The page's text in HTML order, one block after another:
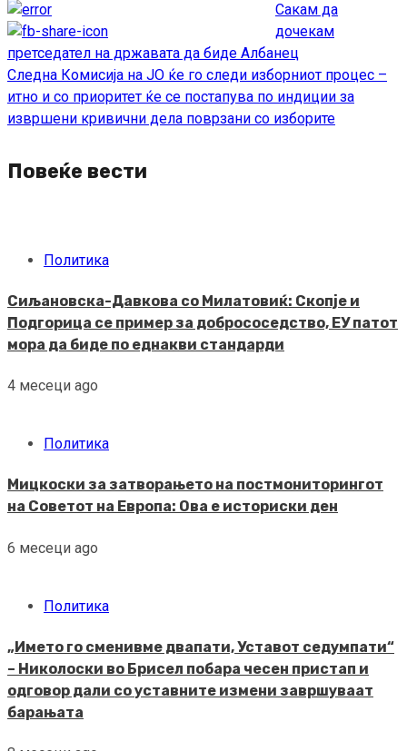
Reading
Сакам да
дочекам
претседател на државата да биде Албанец
Следна Комисија на ЈО ќе го следи изборниот процес –
итно и со приоритет ќе се постапува по индиции за
извршени кривични дела поврзани со изборите
Повеќе вести
Политика
Сиљановска-Давкова со Милатовиќ: Скопје и
Подгорица се пример за добрососедство, ЕУ патот
мора да биде по еднакви стандарди
4 месеци ago
Политика
Мицкоски за затворањето на постмониторингот
на Советот на Европа: Ова е историски ден
6 месеци ago
Политика
„Името го сменивме двапати, Уставот седумпати“
– Николоски во Брисел побара чесен пристап и
одговор дали со уставните измени завршуваат
барањата